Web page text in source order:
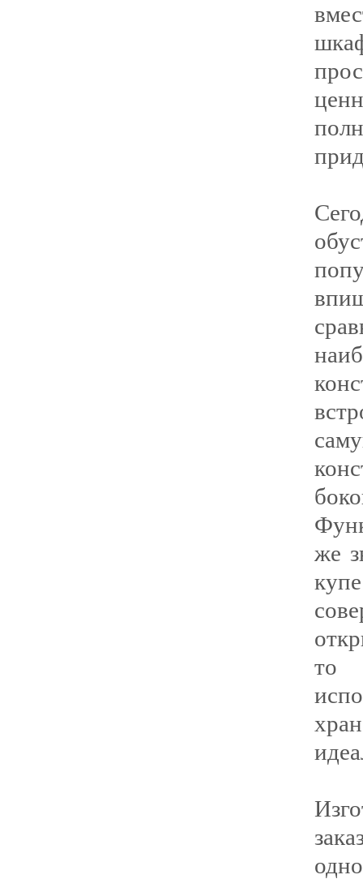
же
то